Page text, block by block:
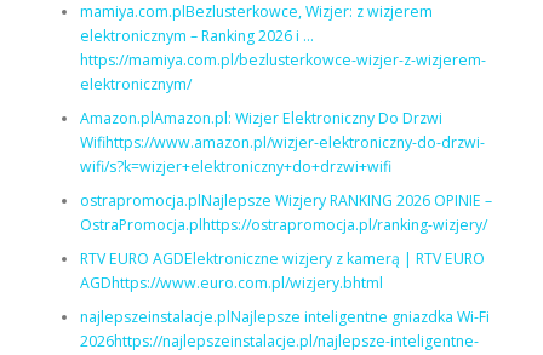
mamiya.com.plBezlusterkowce, Wizjer: z wizjerem
elektronicznym – Ranking 2026 i …
https://mamiya.com.pl/bezlusterkowce-wizjer-z-wizjerem-
elektronicznym/
Amazon.plAmazon.pl: Wizjer Elektroniczny Do Drzwi
Wifihttps://www.amazon.pl/wizjer-elektroniczny-do-drzwi-
wifi/s?k=wizjer+elektroniczny+do+drzwi+wifi
ostrapromocja.plNajlepsze Wizjery RANKING 2026 OPINIE –
OstraPromocja.plhttps://ostrapromocja.pl/ranking-wizjery/
RTV EURO AGDElektroniczne wizjery z kamerą | RTV EURO
AGDhttps://www.euro.com.pl/wizjery.bhtml
najlepszeinstalacje.plNajlepsze inteligentne gniazdka Wi-Fi
2026https://najlepszeinstalacje.pl/najlepsze-inteligentne-